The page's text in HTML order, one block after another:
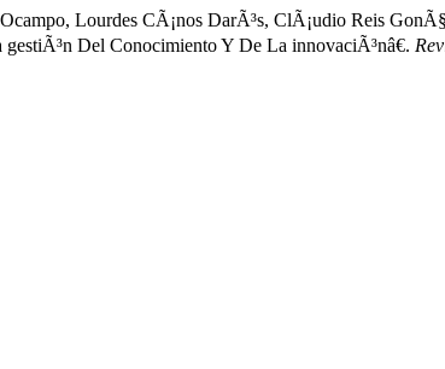
Lourdes CÃ¡nos DarÃ³s, ClÃ¡udio Reis
Del Conocimiento Y De La innovaciÃ³nâ€.